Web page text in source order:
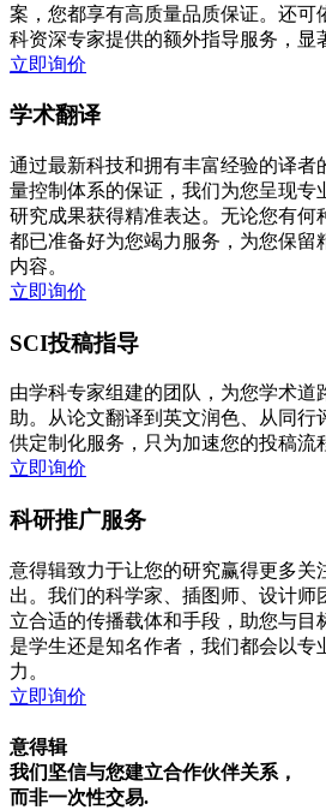
案，您都享有高质量品质保证。还可
科资深专家提供的额外指导服务，显
立即询价
学术翻译
通过最新科技和拥有丰富经验的译者
量控制体系的保证，我们为您呈现专
研究成果获得精准表达。无论您有何
都已准备好为您竭力服务，为您保留
内容。
立即询价
SCI投稿指导
由学科专家组建的团队，为您学术道
助。从论文翻译到英文润色、从同行
供定制化服务，只为加速您的投稿流
立即询价
科研推广服务
意得辑致力于让您的研究赢得更多关
出。我们的科学家、插图师、设计师
立合适的传播载体和手段，助您与目
是学生还是知名作者，我们都会以专
力。
立即询价
意得辑
我们坚信与您建立合作伙伴关系，
而非一次性交易.